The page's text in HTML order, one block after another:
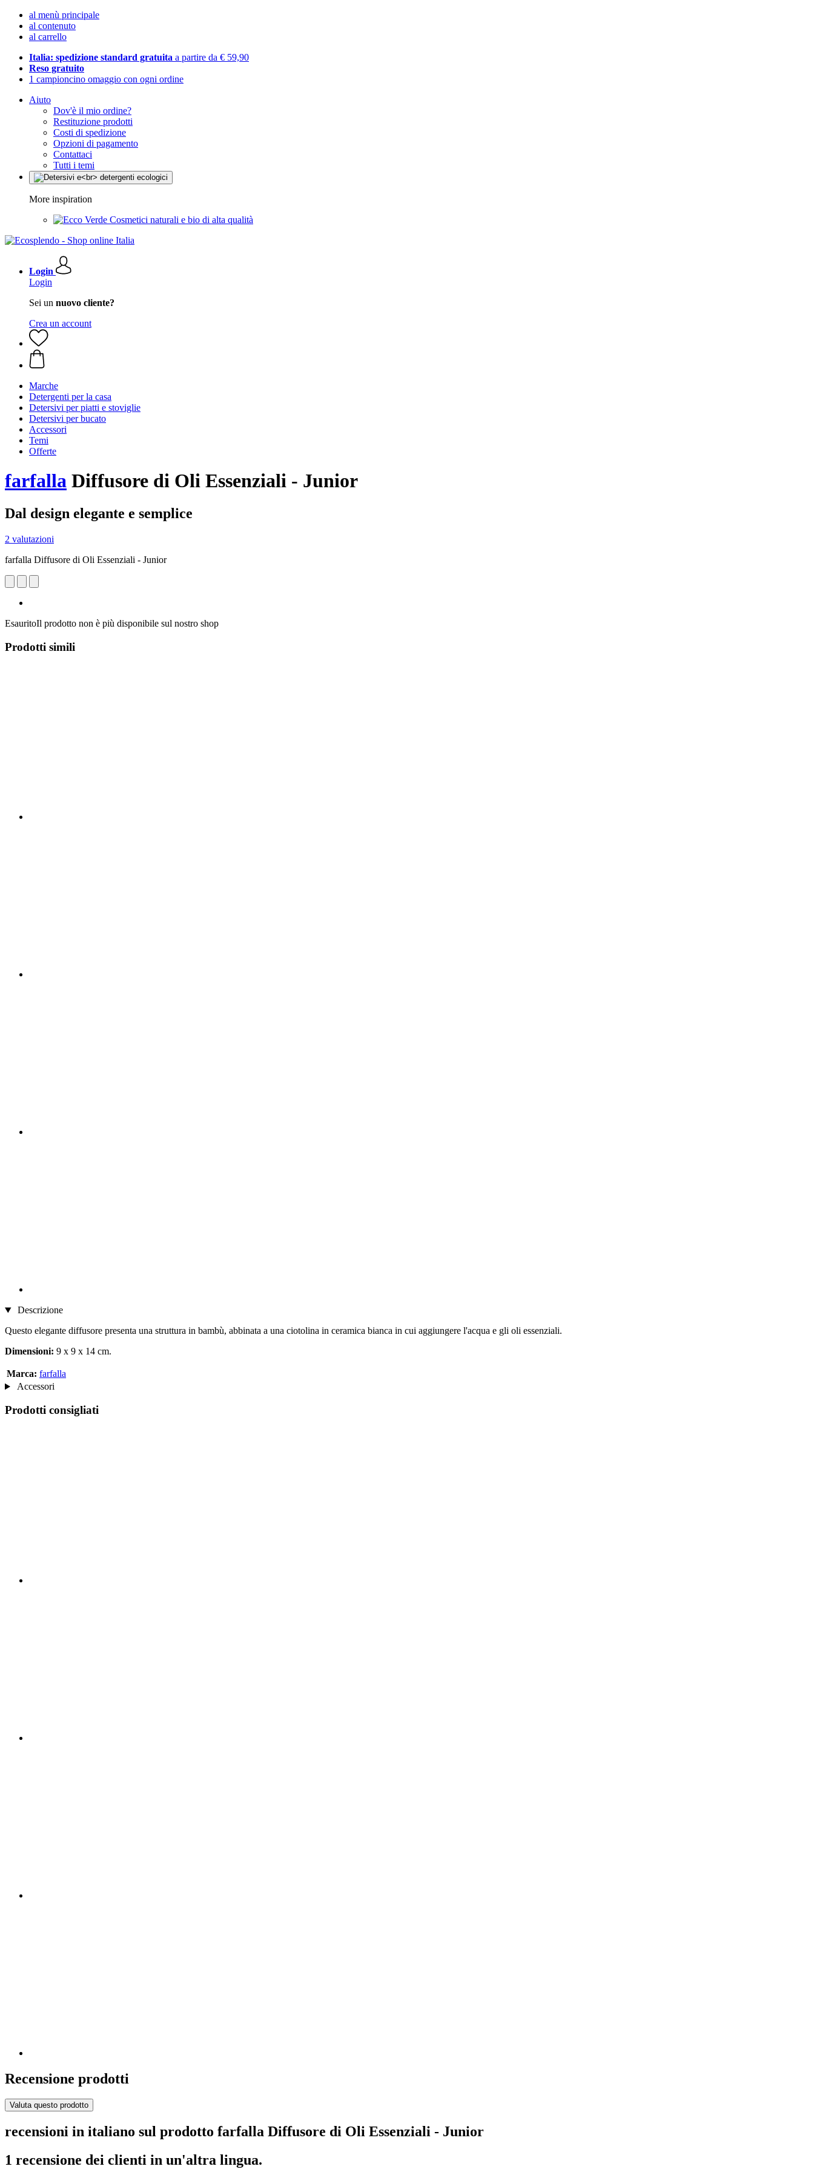
al menù principale
al contenuto
al carrello
Italia: spedizione standard gratuita a partire da € 59,90
Reso gratuito
1 campioncino omaggio con ogni ordine
Aiuto
Dov'è il mio ordine?
Restituzione prodotti
Costi di spedizione
Opzioni di pagamento
Contattaci
Tutti i temi
More inspiration
Cosmetici naturali e bio di alta qualità
Login
Login
Sei un nuovo cliente?
Crea un account
Marche
Detergenti per la casa
Detersivi per piatti e stoviglie
Detersivi per bucato
Accessori
Temi
Offerte
farfalla Diffusore di Oli Essenziali - Junior
Dal design elegante e semplice
2 valutazioni
farfalla Diffusore di Oli Essenziali - Junior
EsauritoIl prodotto non è più disponibile sul nostro shop
Prodotti simili
Descrizione
Questo elegante diffusore presenta una struttura in bambù, abbinata a una ciotolina in ceramica bianca in cui aggiungere l'acqua e gli oli essenziali.
Dimensioni: 9 x 9 x 14 cm.
Marca: farfalla
Accessori
Prodotti consigliati
Recensione prodotti
Valuta questo prodotto
recensioni in italiano sul prodotto farfalla Diffusore di Oli Essenziali - Junior
1 recensione dei clienti in un'altra lingua.